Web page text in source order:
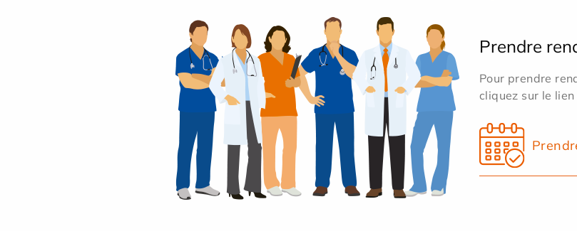
Prendre
Pour prendre
cliquez sur le